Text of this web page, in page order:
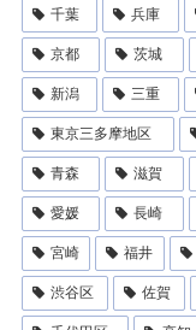
千葉 兵庫
京都 茨城
新潟 三重
東京三多摩地区
青森 滋賀
愛媛 長崎
宮崎 福井
渋谷区 佐賀